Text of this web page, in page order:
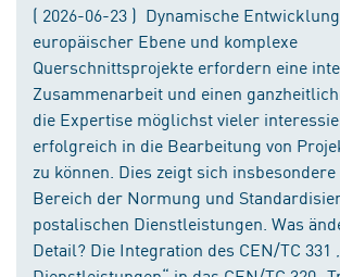
( 2026-06-23 ) Dynamische
europäischer Ebene und komplexe
Querschnittsprojekte erfordern eine
Zusammenarbeit und einen
die Expertise möglichst vieler
erfolgreich in die Bearbeitung von
zu können. Dies zeigt sich
Bereich der Normung und
postalischen Dienstleistungen. Was
Detail? Die Integration des CEN/TC 331